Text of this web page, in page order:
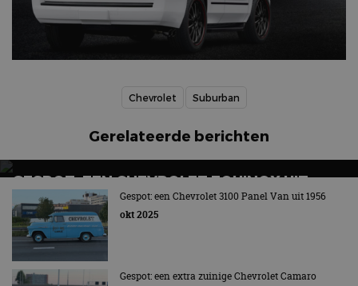
Chevrolet Suburban
Gerelateerde berichten
GESPOT: EEN CHEVROLET EQUINOX UIT
2014
Anoniem, maar behoorlijk exclusief
Gespot: een Chevrolet 3100 Panel Van uit 1956
okt 2025
Gespot: een extra zuinige Chevrolet Camaro